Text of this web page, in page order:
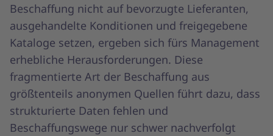
Beschaffung nicht auf bevorzugte Lieferanten,
ausgehandelte Konditionen und freigegebene
Kataloge setzen, ergeben sich fürs Management
erhebliche Herausforderungen. Diese
fragmentierte Art der Beschaffung aus
größtenteils anonymen Quellen führt dazu, dass
strukturierte Daten fehlen und
Beschaffungswege nur schwer nachverfolgt